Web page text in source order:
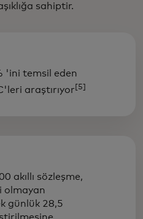
sahiptir.
'ini temsil eden
araştırıyor[5]
akıllı sözleşme,
olmayan
günlük 28,5